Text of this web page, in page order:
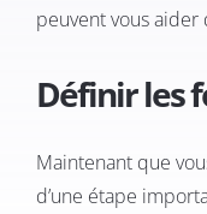
peuvent vous aider
Définir les
Maintenant que
d’une étape